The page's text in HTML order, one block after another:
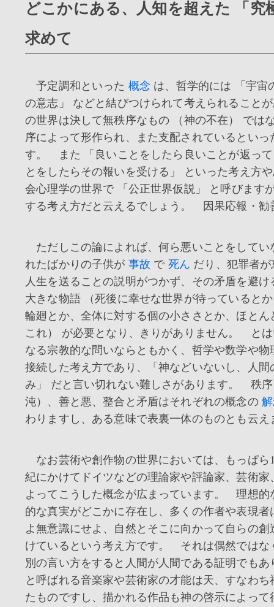
どこかにある、人知を超えた 「究
求めて
予定調和といった 概念 は、哲学的には 「宇宙
の意志」 などと結びつけられて考えられること
の世界は決して無秩序なもの （神の不在） では
序によって形作られ、また支配されているといっ
す。 また 「良いことをしたら良いことが返っ
とをしたらその報いを受ける」 といった考え方
会心理学の世界で 「公正世界仮説」 と呼びます
する考え方だと云えるでしょう。 因果応報・勧
ただしこの論によれば、何ら悪いことをしてい
れたばかりの子供が 事故 で 死ん だり、犯罪者
人生を送ることの説明がつかず、その矛盾を避け
大きな物語 （死後に幸せな世界が待っていると
輪廻とか、全体に対する個の小ささとか、ほとん
これ） が必要となり、きりがありません。 と
なる宗教的な問いならともかく、哲学や数学や物
接続した考え方であり、「神などいないし、人間
み」 だと言い切れない難しさがあります。 秩
沌）、善と悪、整合と矛盾はそれぞれの概念の
わりますし、ある意味で表裏一体のものとも云え
なお芸術や創作物の世界においては、もっぱら
紀にかけてドイツなどの理論家や評論家、芸術家
よってこうした概念が広まっています。 理想的
的な真実がどこかに存在し、多くの作者や表現者
よ無意識にせよ、自然とそこに向かって自らの創
けているという考え方です。 それは偶然ではな
別の言い方をすると人間が人間である証明でも
と呼ばれる音楽家や芸術家の才能は天、すなわち
たものですし、描かれる作品も神の啓示によって